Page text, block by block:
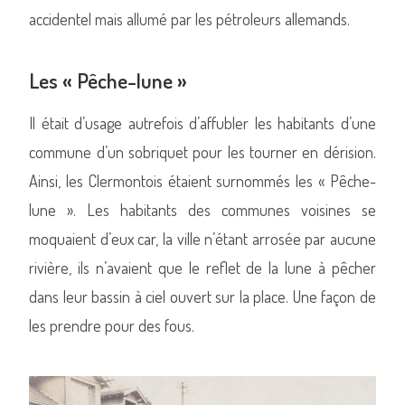
accidentel mais allumé par les pétroleurs allemands.
Les « Pêche-lune »
Il était d’usage autrefois d’affubler les habitants d’une
commune d’un sobriquet pour les tourner en dérision.
Ainsi, les Clermontois étaient surnommés les « Pêche-
lune ». Les habitants des communes voisines se
moquaient d’eux car, la ville n’étant arrosée par aucune
rivière, ils n’avaient que le reflet de la lune à pêcher
dans leur bassin à ciel ouvert sur la place. Une façon de
les prendre pour des fous.